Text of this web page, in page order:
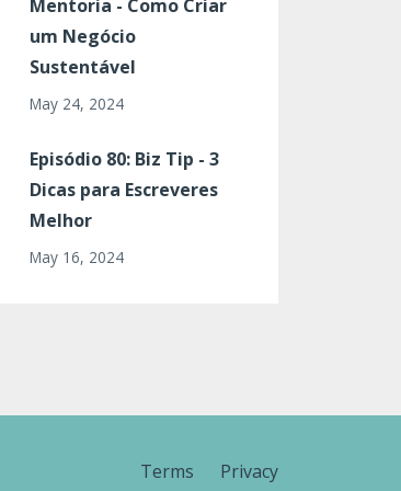
Mentoria - Como Criar
um Negócio
Sustentável
May 24, 2024
Episódio 80: Biz Tip - 3
Dicas para Escreveres
Melhor
May 16, 2024
Terms Privacy